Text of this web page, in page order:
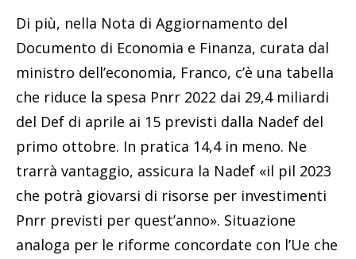
Di più, nella Nota di Aggiornamento del
Documento di Economia e Finanza, curata dal
ministro dell’economia, Franco, c’è una tabella
che riduce la spesa Pnrr 2022 dai 29,4 miliardi
del Def di aprile ai 15 previsti dalla Nadef del
primo ottobre. In pratica 14,4 in meno. Ne
trarrà vantaggio, assicura la Nadef «il pil 2023
che potrà giovarsi di risorse per investimenti
Pnrr previsti per quest’anno». Situazione
analoga per le riforme concordate con l’Ue che